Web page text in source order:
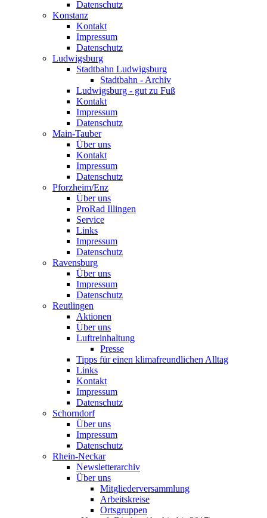
Datenschutz
Konstanz
Kontakt
Impressum
Datenschutz
Ludwigsburg
Stadtbahn Ludwigsburg
Stadtbahn - Archiv
Ludwigsburg - gut zu Fuß
Kontakt
Impressum
Datenschutz
Main-Tauber
Über uns
Kontakt
Impressum
Datenschutz
Pforzheim/Enz
Über uns
ProRad Illingen
Service
Links
Impressum
Datenschutz
Ravensburg
Über uns
Impressum
Datenschutz
Reutlingen
Aktionen
Über uns
Luftreinhaltung
Presse
Tipps für einen klimafreundlichen Alltag
Links
Kontakt
Impressum
Datenschutz
Schorndorf
Über uns
Impressum
Datenschutz
Rhein-Neckar
Newsletterarchiv
Über uns
Mitgliederversammlung
Arbeitskreise
Ortsgruppen